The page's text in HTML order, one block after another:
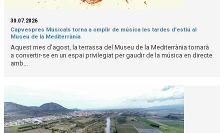
30.07.2026
Capvespres Musicals torna a omplir de música les tardes d'estiu al
Museu de la Mediterrània
Aquest mes d'agost, la terrassa del Museu de la Mediterrània tornarà
a convertir-se en un espai privilegiat per gaudir de la música en directe
amb...